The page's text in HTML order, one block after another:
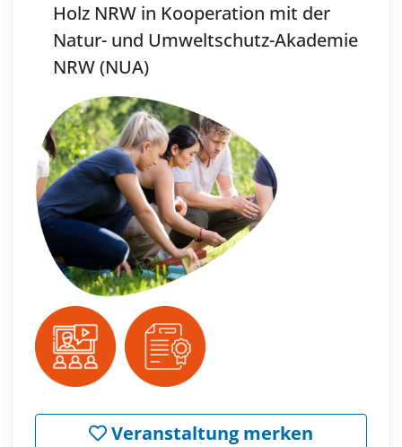
Holz NRW in Kooperation mit der
Natur- und Umweltschutz-Akademie
NRW (NUA)
Veranstaltung merken